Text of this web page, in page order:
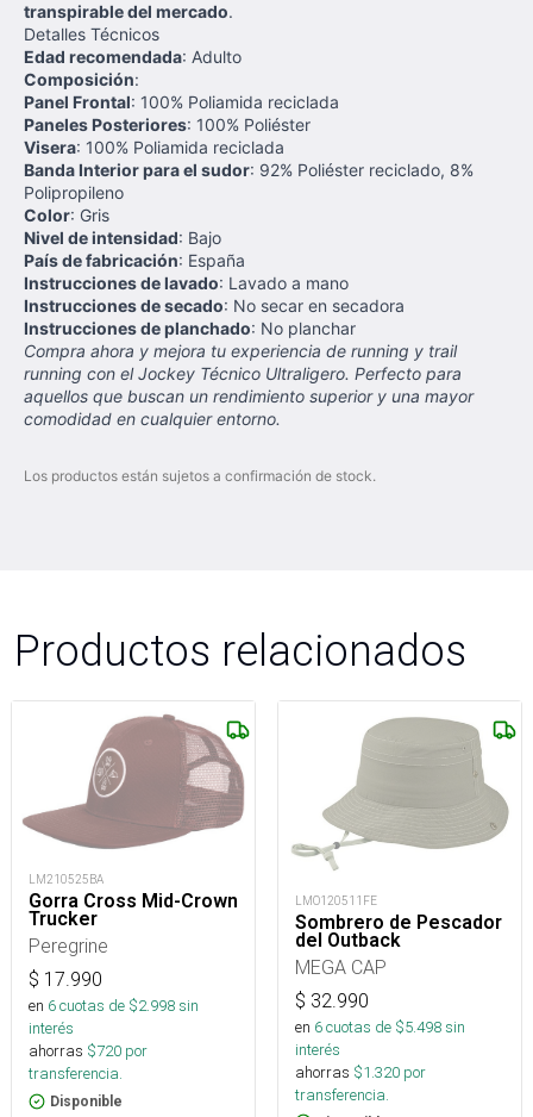
transpirable del mercado.
Detalles Técnicos
Edad recomendada: Adulto
Composición:
Panel Frontal: 100% Poliamida reciclada
Paneles Posteriores: 100% Poliéster
Visera: 100% Poliamida reciclada
Banda Interior para el sudor: 92% Poliéster reciclado, 8%
Polipropileno
Color: Gris
Nivel de intensidad: Bajo
País de fabricación: España
Instrucciones de lavado: Lavado a mano
Instrucciones de secado: No secar en secadora
Instrucciones de planchado: No planchar
Compra ahora y mejora tu experiencia de running y trail
running con el Jockey Técnico Ultraligero. Perfecto para
aquellos que buscan un rendimiento superior y una mayor
comodidad en cualquier entorno.
Los productos están sujetos a confirmación de stock.
Productos relacionados
LM210525BA
Gorra Cross Mid-Crown
Trucker
Peregrine
$ 17.990
en 6cuotas de $2.998sin
interés
ahorras $720 por
transferencia.
Disponible
LMO120511FE
Sombrero de Pescador
del Outback
MEGA CAP
$ 32.990
en 6cuotas de $5.498sin
interés
ahorras $1.320 por
transferencia.